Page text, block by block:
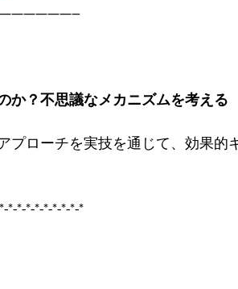
か？不思議なメカニズムを考える
プローチを実技を通じて、効果的
*-*-*-*-*-*-*-*-*